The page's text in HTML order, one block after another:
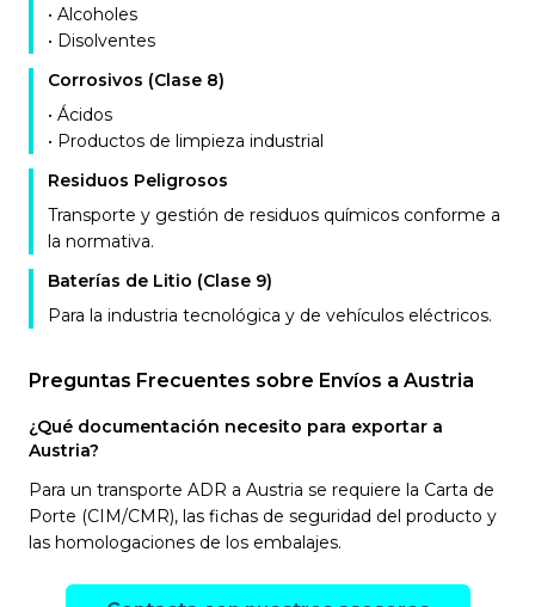
• Alcoholes
• Disolventes
Corrosivos (Clase 8)
• Ácidos
• Productos de limpieza industrial
Residuos Peligrosos
Transporte y gestión de residuos químicos conforme a
la normativa.
Baterías de Litio (Clase 9)
Para la industria tecnológica y de vehículos eléctricos.
Preguntas Frecuentes sobre Envíos a Austria
¿Qué documentación necesito para exportar a
Austria?
Para un transporte ADR a Austria se requiere la Carta de
Porte (CIM/CMR), las fichas de seguridad del producto y
las homologaciones de los embalajes.